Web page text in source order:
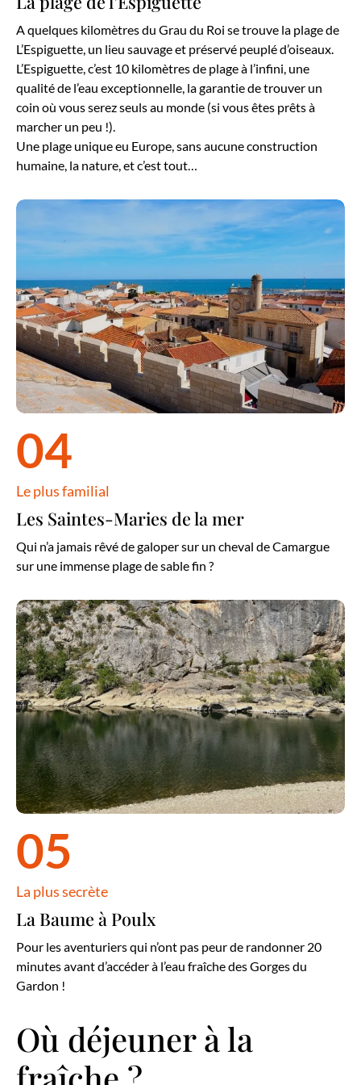
A quelques kilomètres du Grau du Roi se trouve la plage de
L’Espiguette, un lieu sauvage et préservé peuplé d’oiseaux.
L’Espiguette, c’est 10 kilomètres de plage à l’infini, une
qualité de l’eau exceptionnelle, la garantie de trouver un
coin où vous serez seuls au monde (si vous êtes prêts à
marcher un peu !).
Une plage unique eu Europe, sans aucune construction
humaine, la nature, et c’est tout…
04
Le plus familial
Les Saintes-Maries de la mer
Qui n’a jamais rêvé de galoper sur un cheval de Camargue
sur une immense plage de sable fin ?
La plage des saintes marie de la mer pour se baigner à proximité de la
05
La plus secrète
La Baume à Poulx
Pour les aventuriers qui n’ont pas peur de randonner 20
minutes avant d’accéder à l’eau fraîche des Gorges du
Gardon !
La baume, rivière pour se baigner près de Beaucaire en Terre
Où déjeuner à la